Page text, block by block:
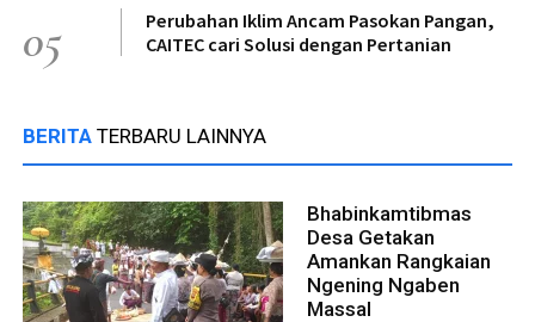
05
Perubahan Iklim Ancam Pasokan Pangan,
CAITEC cari Solusi dengan Pertanian
BERITA TERBARU LAINNYA
Bhabinkamtibmas
Desa Getakan
Amankan Rangkaian
Ngening Ngaben
Massal